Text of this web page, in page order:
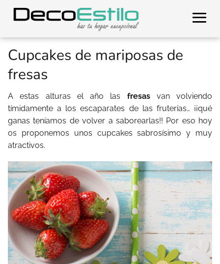
Cupcakes de mariposas de
fresas
A estas alturas el año las fresasvan volviendo
tímidamente a los escaparates de las fruterías… ¡¡qué
ganas teníamos de volver a saborearlas!! Por eso hoy
os proponemos unos cupcakes sabrosísimo y muy
atractivos.